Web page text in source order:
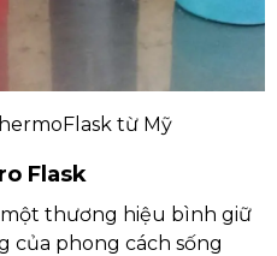
từ Mỹ
Flask
thương hiệu bình giữ
của phong cách sống